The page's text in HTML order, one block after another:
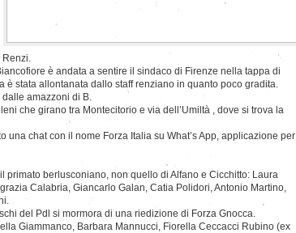
Renzi.
è andata a sentire il sindaco di Firenze nella tappa di
è stata allontanata dallo staff renziano in quanto poco gradita.
amazzoni di B.
che girano tra Montecitorio e via dell’Umiltà , dove si trova la
una chat con il nome Forza Italia su What’s App, applicazione per
primato berlusconiano, non quello di Alfano e Cicchitto: Laura
Calabria, Giancarlo Galan, Catia Polidori, Antonio Martino,
del Pdl si mormora di una riedizione di Forza Gnocca.
Giammanco, Barbara Mannucci, Fiorella Ceccacci Rubino (ex